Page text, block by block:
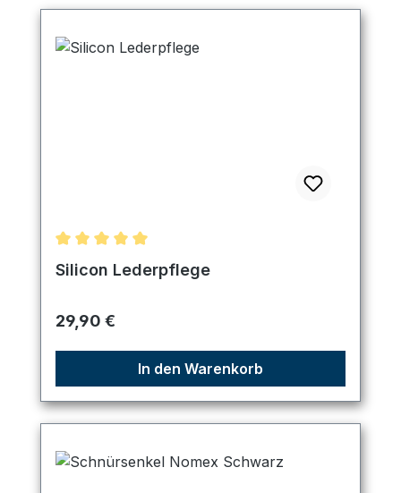
Durchschnittliche Bewertung von 5 von 5 Sternen
Silicon Lederpflege
Regulärer Preis:
29,90 €
In den Warenkorb